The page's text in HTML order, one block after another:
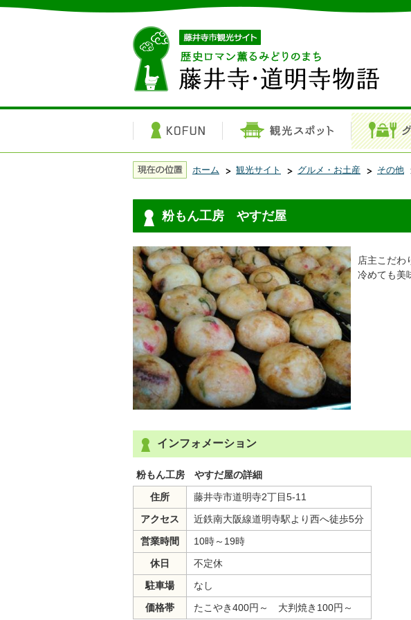
ホーム 観光サイト グルメ・お土産 その他
粉もん工房 やすだ屋
店主こだわ
冷めても美
インフォメーション
粉もん工房 やすだ屋の詳細
住所
藤井寺市道明寺2丁目5-11
アクセス
近鉄南大阪線道明寺駅より西へ徒歩5分
営業時間
10時～19時
休日
不定休
駐車場
なし
価格帯
たこやき400円～ 大判焼き100円～